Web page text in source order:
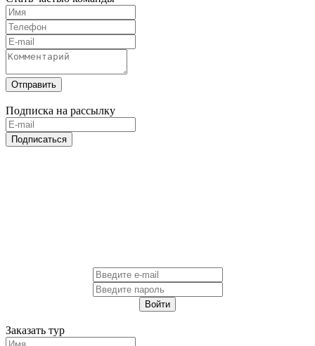
Отправить
Подписка на рассылку
Подписаться
Войти
Заказать тур